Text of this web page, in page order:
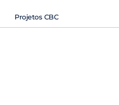
Projetos CBC